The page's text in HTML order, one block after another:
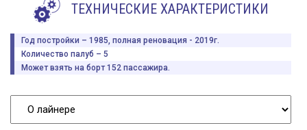
ТЕХНИЧЕСКИЕ ХАРАКТЕРИСТИКИ
Год постройки – 1985, полная реновация - 2019г.
Количество палуб – 5
Может взять на борт 152 пассажира.